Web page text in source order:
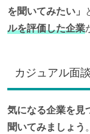
を聞いてみたい」
ルを評価した企業
カジュアル面
気になる企業を見
聞いてみましょう